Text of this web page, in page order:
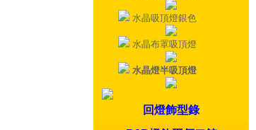
水晶吸頂燈銀色
水晶布罩吸頂燈
水晶燈半吸頂燈
回燈飾型錄